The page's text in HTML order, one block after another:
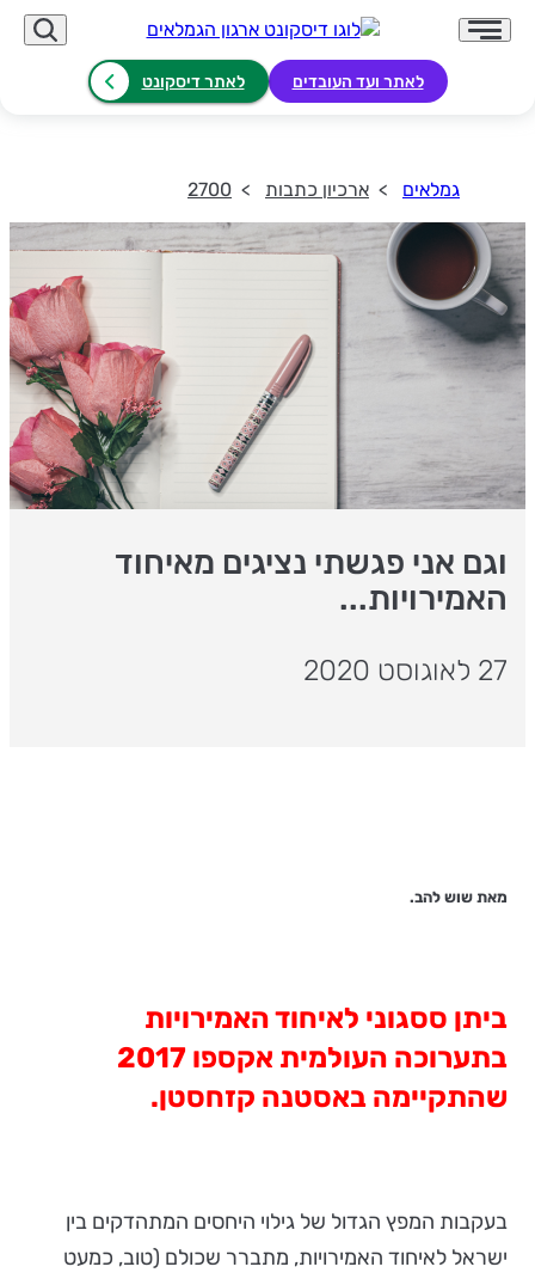
לאתר ועד העובדים לאתר דיסקונט
גמלאים ארכיון כתבות 2700
וגם אני פגשתי נציגים מאיחוד
האמירויות...
27 לאוגוסט 2020
מאת שוש להב.
ביתן ססגוני לאיחוד האמירויות
בתערוכה העולמית אקספו 2017
שהתקיימה באסטנה קזחסטן.
בעקבות המפץ הגדול של גילוי היחסים המתהדקים בין
ישראל לאיחוד האמירויות, מתברר שכולם (טוב, כמעט